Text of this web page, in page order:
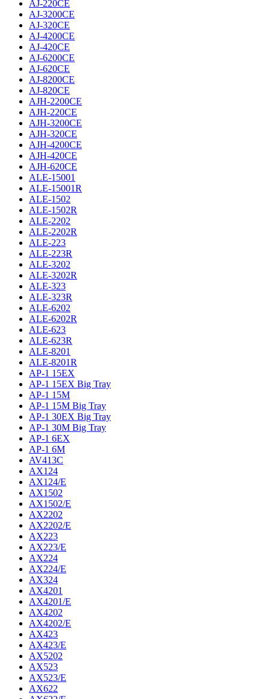
AJ-220CE
AJ-3200CE
AJ-320CE
AJ-4200CE
AJ-420CE
AJ-6200CE
AJ-620CE
AJ-8200CE
AJ-820CE
AJH-2200CE
AJH-220CE
AJH-3200CE
AJH-320CE
AJH-4200CE
AJH-420CE
AJH-620CE
ALE-15001
ALE-15001R
ALE-1502
ALE-1502R
ALE-2202
ALE-2202R
ALE-223
ALE-223R
ALE-3202
ALE-3202R
ALE-323
ALE-323R
ALE-6202
ALE-6202R
ALE-623
ALE-623R
ALE-8201
ALE-8201R
AP-1 15EX
AP-1 15EX Big Tray
AP-1 15M
AP-1 15M Big Tray
AP-1 30EX Big Tray
AP-1 30M Big Tray
AP-1 6EX
AP-1 6M
AV413C
AX124
AX124/E
AX1502
AX1502/E
AX2202
AX2202/E
AX223
AX223/E
AX224
AX224/E
AX324
AX4201
AX4201/E
AX4202
AX4202/E
AX423
AX423/E
AX5202
AX523
AX523/E
AX622